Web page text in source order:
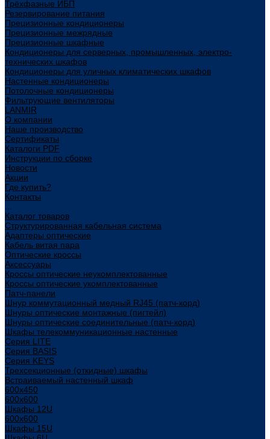
Трёхфазные ИБП
Резервирование питания
Прецизионные кондиционеры
Прецизионные межрядные
Прецизионные шкафные
Кондиционеры для серверных, промышленных, электро-
технических шкафов
Кондиционеры для уличных климатических шкафов
Настенные кондиционеры
Потолочные кондиционеры
Фильтрующие вентиляторы
LANMIR
О компании
Наше производство
Сертификаты
Каталоги PDF
Инструкции по сборке
Новости
Акции
Где купить?
Контакты
Каталог товаров
Структурированная кабельная система
Адаптеры оптические
Кабель витая пара
Оптические кроссы
Аксессуары
Кроссы оптические неукомплектованные
Кроссы оптические укомплектованные
Патч-панели
Шнур коммутационный медный RJ45 (патч-корд)
Шнуры оптические монтажные (пигтейл)
Шнуры оптические соединительные (патч-корд)
Шкафы телекоммуникационные настенные
Cерия LITE
Cерия BASIS
Cерия KEYS
Трехсекционные (откидные) шкафы
Встраиваемый настенный шкаф
600x450
600x600
Шкафы 12U
600x600
Шкафы 15U